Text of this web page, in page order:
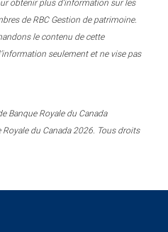
obtenir plus d’information sur les
de RBC Gestion de patrimoine.
le contenu de cette
seulement et ne vise pas
Banque Royale du Canada
du Canada 2026. Tous droits